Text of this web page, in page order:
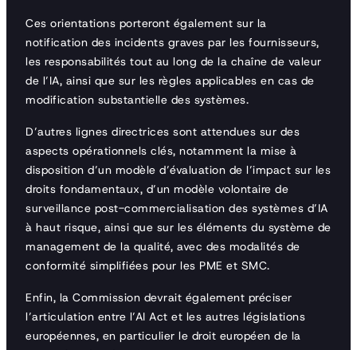
Ces orientations porteront également sur la
notification des incidents graves par les fournisseurs,
les responsabilités tout au long de la chaîne de valeur
de l’IA, ainsi que sur les règles applicables en cas de
modification substantielle des systèmes.
D’autres lignes directrices sont attendues sur des
aspects opérationnels clés, notamment la mise à
disposition d’un modèle d’évaluation de l’impact sur les
droits fondamentaux, d’un modèle volontaire de
surveillance post-commercialisation des systèmes d’IA
à haut risque, ainsi que sur les éléments du système de
management de la qualité, avec des modalités de
conformité simplifiées pour les PME et SMC.
Enfin, la Commission devrait également préciser
l’articulation entre l’AI Act et les autres législations
européennes, en particulier le droit européen de la